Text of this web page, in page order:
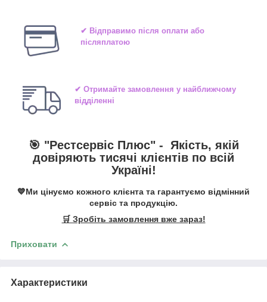
✔ Відправимо після оплати або
післяплатою
✔ Отримайте замовлення у найближчому
відділенні
🎯 "Рестсервіс Плюс" - Якість, якій
довіряють тисячі клієнтів по всій
Україні!
💙Ми цінуємо кожного клієнта та гарантуємо відмінний
сервіс та продукцію.
🛒 Зробіть замовлення вже зараз!
Приховати
Характеристики